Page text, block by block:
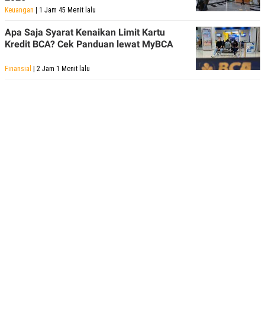
Keuangan | 1 Jam 45 Menit lalu
Apa Saja Syarat Kenaikan Limit Kartu
Kredit BCA? Cek Panduan lewat MyBCA
Finansial | 2 Jam 1 Menit lalu